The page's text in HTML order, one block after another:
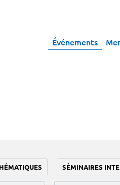
Événements
SÉMINAIRES